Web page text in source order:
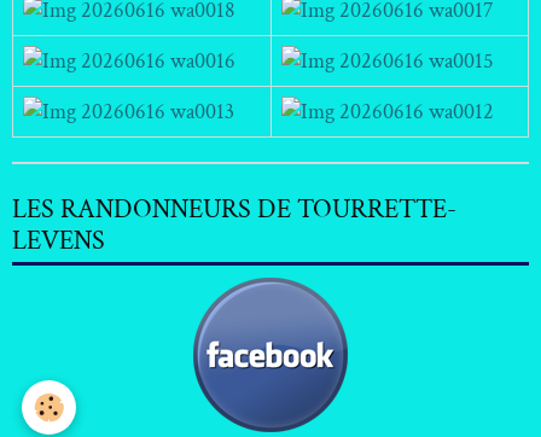
LES RANDONNEURS DE TOURRETTE-
LEVENS